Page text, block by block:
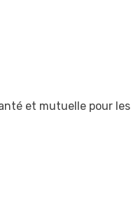
et mutuelle pour les